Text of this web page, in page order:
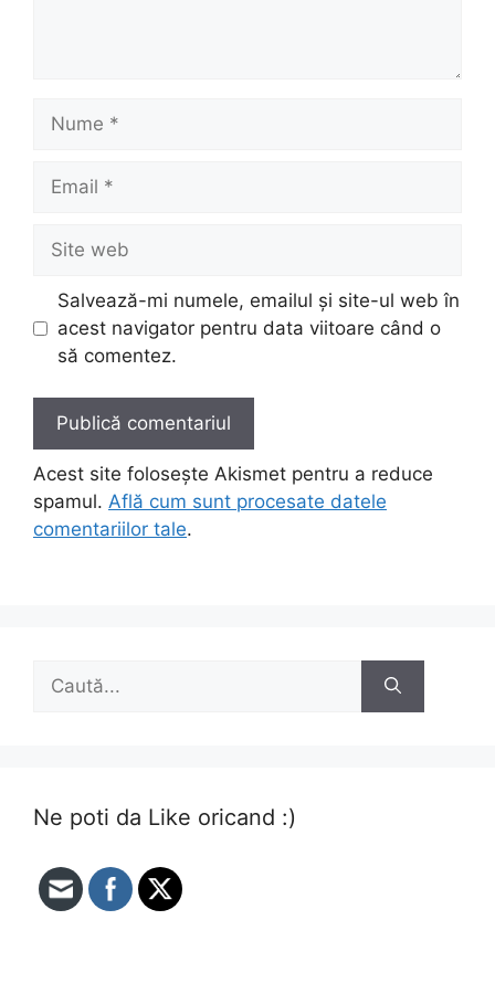
web
Salvează-mi numele, emailul și site-ul web în
acest navigator pentru data viitoare când o
să comentez.
Acest site folosește Akismet pentru a reduce
spamul. Află cum sunt procesate datele
comentariilor tale.
după:
Ne poti da Like oricand :)